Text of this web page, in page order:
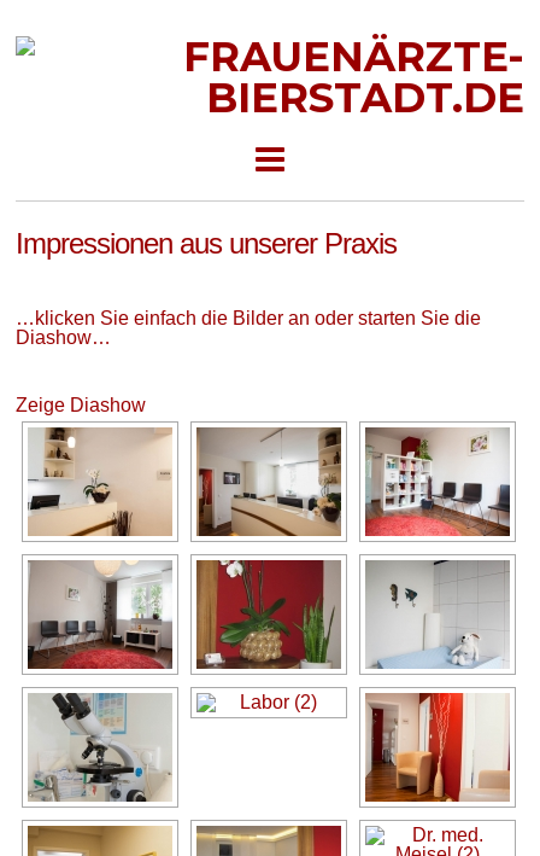
Impressionen aus unserer Praxis
…klicken Sie einfach die Bilder an oder starten Sie die
Diashow…
Zeige Diashow